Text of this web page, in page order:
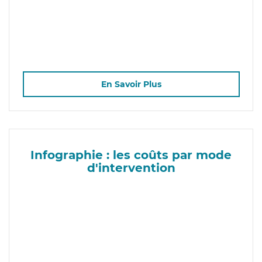
En Savoir Plus
Infographie : les coûts par mode
d'intervention